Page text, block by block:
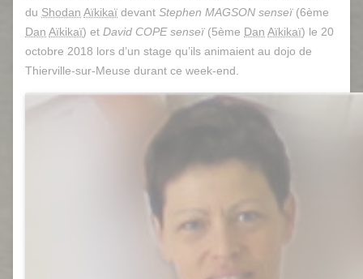
du Shodan Aïkikaï devant Stephen MAGSON senseï(6ème
Dan Aïkikaï) et David COPE senseï(5ème Dan Aïkikaï) le 20
octobre 2018 lors d’un stage qu’ils animaient au dojo de
Thierville-sur-Meuse durant ce week-end.